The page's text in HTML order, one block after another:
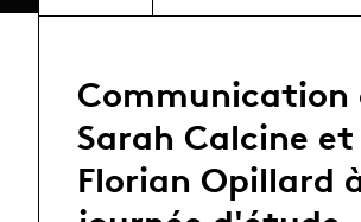
Communication
Sarah Calcine et
Florian Opillard